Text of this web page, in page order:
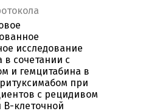
исследование
в сочетании с
и гемцитабина в
при
с рецидивом
B-клеточной